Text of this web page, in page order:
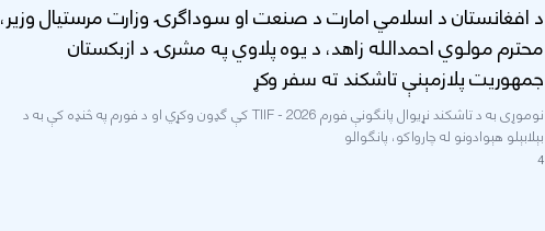
د افغانستان د اسلامي امارت د صنعت او سوداګرۍ وزارت مرستیال وزیر،
محترم مولوي احمدالله زاهد، د یوه پلاوي په مشرۍ د ازبکستان
جمهوریت پلازمېنې تاشکند ته سفر وکړ
نوموړی به د تاشکند نړیوال پانګونې فورم TIIF - 2026 کې ګډون وکړي او د فورم په څنډه کې به د
بېلابېلو هېوادونو له چارواکو، پانګوالو
4